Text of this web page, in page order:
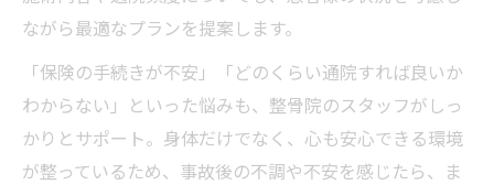
ながら最適なプランを提案します。
「保険の手続きが不安」「どのくらい通院すれば良いか
わからない」といった悩みも、整骨院のスタッフがしっ
かりとサポート。身体だけでなく、心も安心できる環境
が整っているため、事故後の不調や不安を感じたら、ま